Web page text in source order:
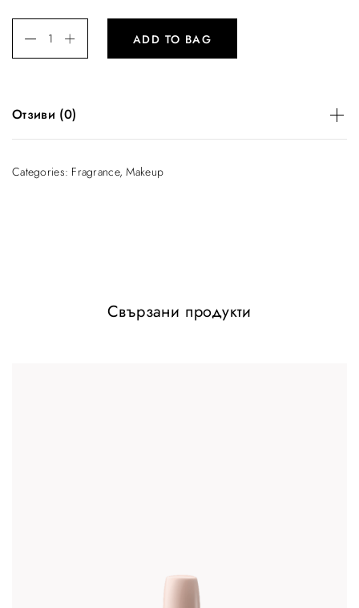
ADD TO BAG
Отзиви (0)
Categories: Fragrance,Makeup
Свързани продукти